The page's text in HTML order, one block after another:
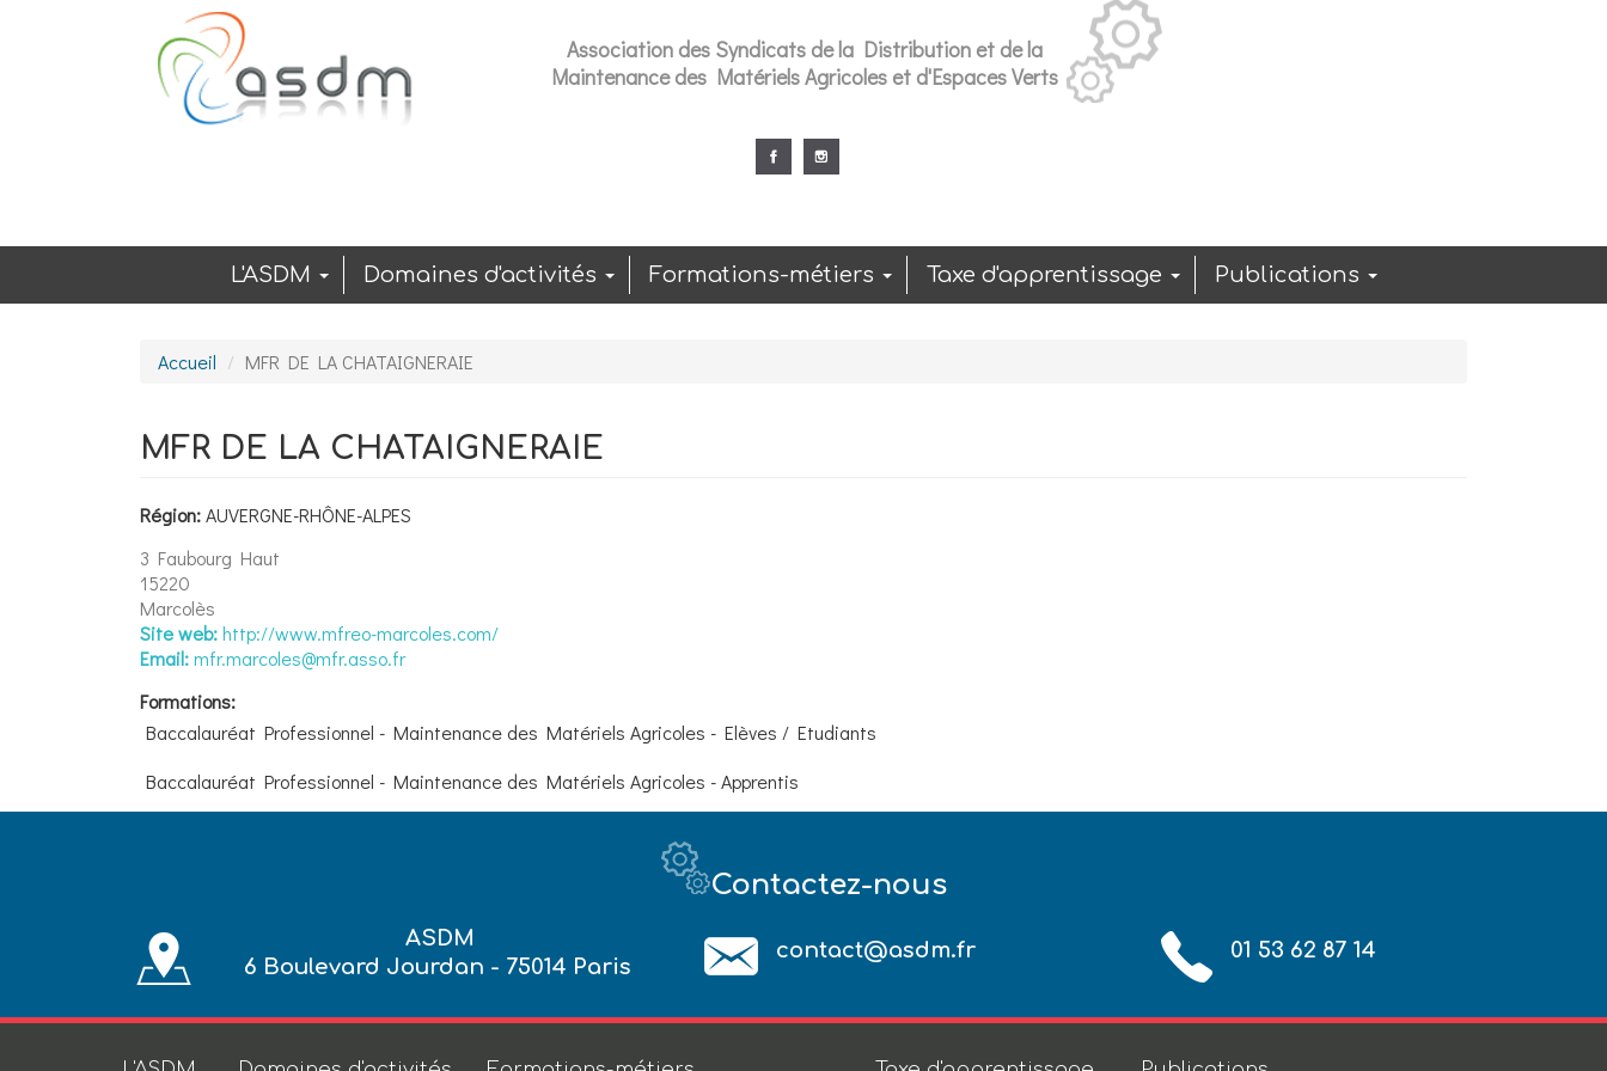
Aller au contenu principal
Association des Syndicats de la Distribution et de la
Maintenance des Matériels Agricoles et d'Espaces Verts
L'ASDM Domaines d'activités Formations-métiers Taxe d'apprentissage Publications
Accueil MFR DE LA CHATAIGNERAIE
MFR DE LA CHATAIGNERAIE
Région:AUVERGNE-RHÔNE-ALPES
3 Faubourg Haut
15220
Marcolès
Site web:http://www.mfreo-marcoles.com/
Email:mfr.marcoles@mfr.asso.fr
Formations:
Baccalauréat Professionnel - Maintenance des Matériels Agricoles - Elèves / Etudiants
Baccalauréat Professionnel - Maintenance des Matériels Agricoles - Apprentis
Contactez-nous
ASDM
6 Boulevard Jourdan - 75014 Paris
contact@asdm.fr 01 53 62 87 14